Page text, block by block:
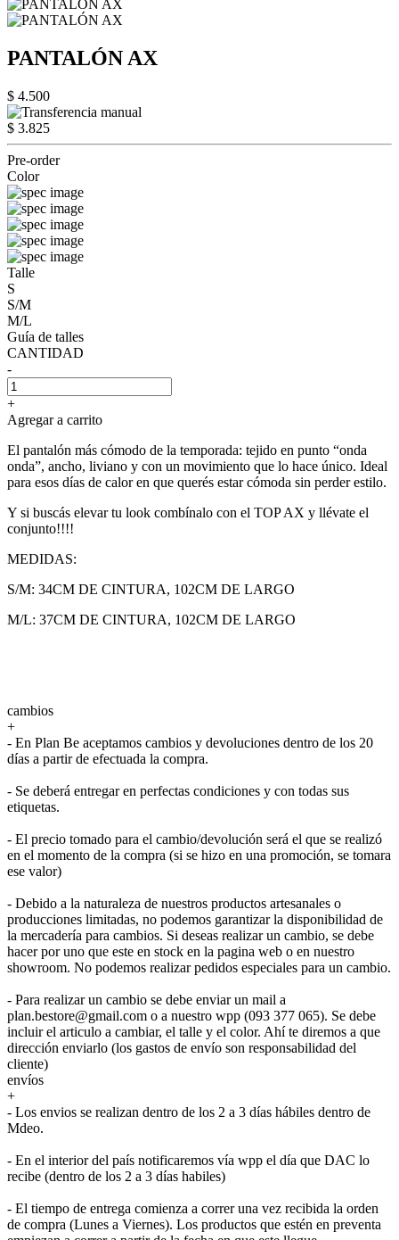
PANTALÓN AX
$ 4.500
$ 3.825
Pre-order
Color
Talle
S
S/M
M/L
Guía de talles
CANTIDAD
-
+
Agregar a carrito
El pantalón más cómodo de la temporada: tejido en punto “onda
onda”, ancho, liviano y con un movimiento que lo hace único. Ideal
para esos días de calor en que querés estar cómoda sin perder estilo.
Y si buscás elevar tu look combínalo con el TOP AX y llévate el
conjunto!!!!
MEDIDAS:
S/M: 34CM DE CINTURA, 102CM DE LARGO
M/L: 37CM DE CINTURA, 102CM DE LARGO
cambios
+
- En Plan Be aceptamos cambios y devoluciones dentro de los 20
días a partir de efectuada la compra.
- Se deberá entregar en perfectas condiciones y con todas sus
etiquetas.
- El precio tomado para el cambio/devolución será el que se realizó
en el momento de la compra (si se hizo en una promoción, se tomara
ese valor)
- Debido a la naturaleza de nuestros productos artesanales o
producciones limitadas, no podemos garantizar la disponibilidad de
la mercadería para cambios. Si deseas realizar un cambio, se debe
hacer por uno que este en stock en la pagina web o en nuestro
showroom. No podemos realizar pedidos especiales para un cambio.
- Para realizar un cambio se debe enviar un mail a
plan.bestore@gmail.com o a nuestro wpp (093 377 065). Se debe
incluir el articulo a cambiar, el talle y el color. Ahí te diremos a que
dirección enviarlo (los gastos de envío son responsabilidad del
cliente)
envíos
+
- Los envios se realizan dentro de los 2 a 3 días hábiles dentro de
Mdeo.
- En el interior del país notificaremos vía wpp el día que DAC lo
recibe (dentro de los 2 a 3 días habiles)
- El tiempo de entrega comienza a correr una vez recibida la orden
de compra (Lunes a Viernes). Los productos que estén en preventa